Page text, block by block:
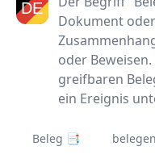
Dokument
oder
greifbaren
ein Ereignis
Beleg 📑